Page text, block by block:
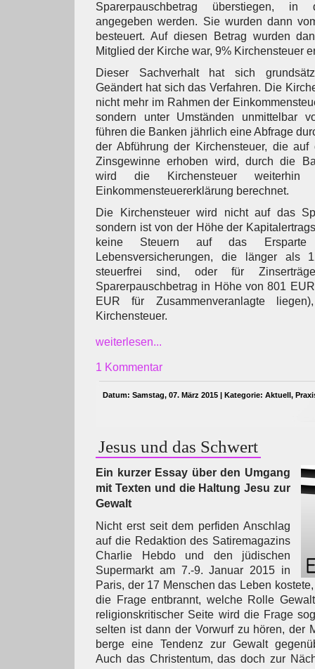
Sparerpauschbetrag überstiegen, in
angegeben werden. Sie wurden dann
besteuert. Auf diesen Betrag wurden
Mitglied der Kirche war, 9% Kirchensteuer
Dieser Sachverhalt hat sich
Geändert hat sich das Verfahren. Die
nicht mehr im Rahmen der
sondern unter Umständen unmittelbar
führen die Banken jährlich eine Abfrage
der Abführung der Kirchensteuer, die auf
Zinsgewinne erhoben wird, durch die
wird die Kirchensteuer
Einkommensteuererklärung berechnet.
Die Kirchensteuer wird nicht auf das
sondern ist von der Höhe der
keine Steuern auf das
Lebensversicherungen, die länger als
steuerfrei sind, oder für
Sparerpauschbetrag in Höhe von 801
EUR für Zusammenveranlagte
Kirchensteuer.
weiterlesen...
1 Kommentar
Datum: Samstag, 07. März 2015 | Kategorie: Aktuell,
Jesus und das Schwert
Ein kurzer Essay über den Umgang
mit Texten und die Haltung Jesu zur
Gewalt
Nicht erst seit dem perfiden Anschlag
auf die Redaktion des Satiremagazins
Charlie Hebdo und den jüdischen
Supermarkt am 7.-9. Januar 2015 in
Paris, der 17 Menschen das Leben
die Frage entbrannt, welche Rolle
religionskritischer Seite wird die Frage
selten ist dann der Vorwurf zu hören, der
berge eine Tendenz zur Gewalt
Auch das Christentum, das doch zur